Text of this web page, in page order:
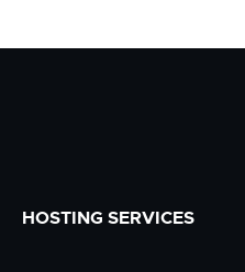
HOSTING SERVICES